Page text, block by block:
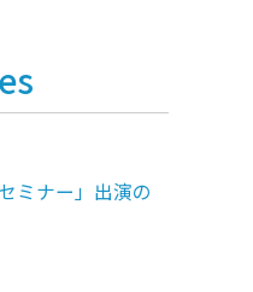
ミナー」出演の